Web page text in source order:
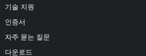
기술 지원
인증서
자주 묻는 질문
다운로드